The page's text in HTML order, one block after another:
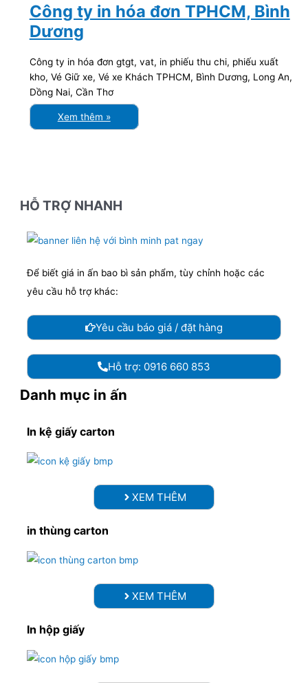
Công ty in hóa đơn TPHCM, Bình
Dương
Công ty in hóa đơn gtgt, vat, in phiếu thu chi, phiếu xuất
kho, Vé Giữ xe, Vé xe Khách TPHCM, Bình Dương, Long An,
Dồng Nai, Cần Thơ
Xem thêm »
HỖ TRỢ NHANH
Để biết giá in ấn bao bì sản phẩm, tùy chỉnh hoặc các
yêu cầu hỗ trợ khác:
Yêu cầu báo giá / đặt hàng
Hỗ trợ: 0916 660 853
Danh mục in ấn
In kệ giấy carton
XEM THÊM
in thùng carton
XEM THÊM
In hộp giấy